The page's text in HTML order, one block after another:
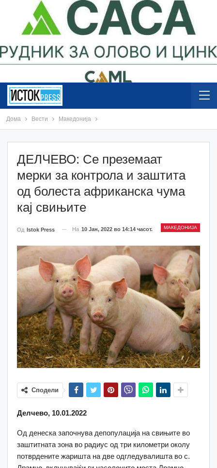
Дома Вести Македонија
ДЕЛЧЕВО: Се преземаат
мерки за контрола и заштита
од болеста африканска чума
кај свињите
МАКЕДОНИЈА
Од Istok Press На 10 Јан, 2022 во 14:14 часот.
Сподели
Делчево, 10.01.2022
Од денеска започнува депопулација на свињите во
заштитната зона во радиус од три километри околу
потврдените жаришта на две одгледувалишта во с.